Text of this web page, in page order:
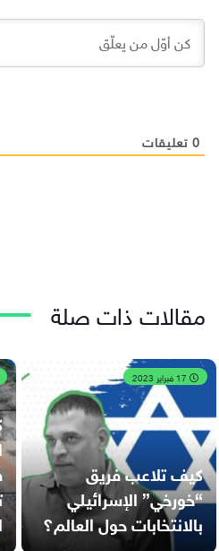
0 تعليقات
مقالات ذات صلة
كيف تلاعب فريق
“خورخي” الإسرائيلي
بالانتخابات حول العالم؟